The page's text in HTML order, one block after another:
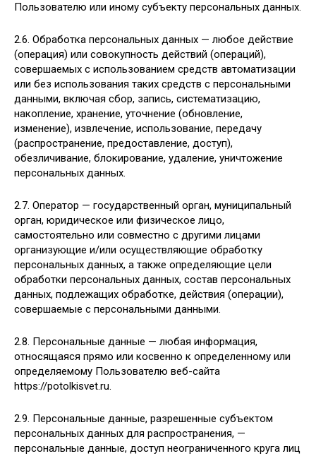
Пользователю или иному субъекту персональных данных.
2.6. Обработка персональных данных — любое действие
(операция) или совокупность действий (операций),
совершаемых с использованием средств автоматизации
или без использования таких средств с персональными
данными, включая сбор, запись, систематизацию,
накопление, хранение, уточнение (обновление,
изменение), извлечение, использование, передачу
(распространение, предоставление, доступ),
обезличивание, блокирование, удаление, уничтожение
персональных данных.
2.7. Оператор — государственный орган, муниципальный
орган, юридическое или физическое лицо,
самостоятельно или совместно с другими лицами
организующие и/или осуществляющие обработку
персональных данных, а также определяющие цели
обработки персональных данных, состав персональных
данных, подлежащих обработке, действия (операции),
совершаемые с персональными данными.
2.8. Персональные данные — любая информация,
относящаяся прямо или косвенно к определенному или
определяемому Пользователю веб-сайта
https://potolkisvet.ru.
2.9. Персональные данные, разрешенные субъектом
персональных данных для распространения, —
персональные данные, доступ неограниченного круга лиц